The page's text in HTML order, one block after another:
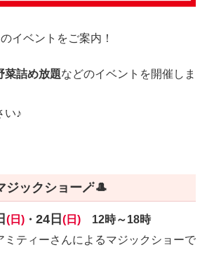
イベントをご案内！
菜詰め放題などのイベントを開催しま
い♪
ジックショー🪄🎩
(日) ・ 24日 (日) 12時～18時
ミティーさんによるマジックショーで